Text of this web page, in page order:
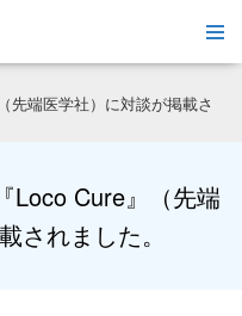
先端医学社）に対談が掲載さ
Loco Cure』（先端
されました。